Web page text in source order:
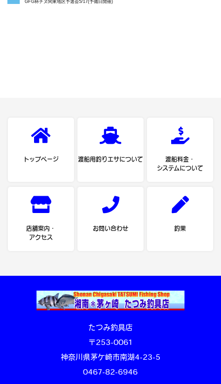
GFG杯チヌ関東地区予選会5/17(予備日開催)
トップページ 渡船用釣りエサについて
渡船料金・
システムについて
店舗案内・
アクセス
お問い合わせ 釣果
たつみ釣具店
〒253-0061
神奈川県茅ケ崎市南湖4-23-5
0467-82-6946